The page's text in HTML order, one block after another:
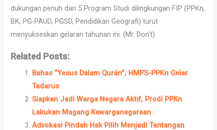
dukungan penuh dari 5 Program Studi dilingkungan FIP (PPKn,
BK, PG-PAUD, PGSD, Pendidikan Geografi) turut
menyukseskan gelaran tahunan ini. (Mr. Don’t)
Related Posts:
Bahas “Yesus Dalam Qurán”, HMPS-PPKn Gelar
Tadarus
Siapkan Jadi Warga Negara Aktif, Prodi PPKn
Lakukan Magang Kewarganegaraan
Advokasi Pindah Hak Pilih Menjadi Tantangan